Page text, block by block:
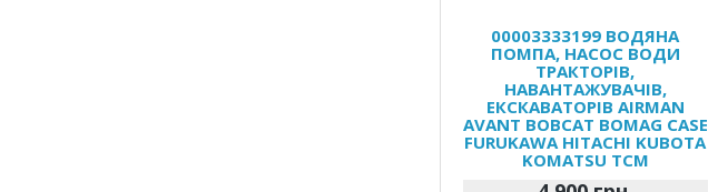
00003333199 ВОДЯНА
ПОМПА, НАСОС ВОДИ
ТРАКТОРІВ,
НАВАНТАЖУВАЧІВ,
ЕКСКАВАТОРІВ AIRMAN
AVANT BOBCAT BOMAG CASE
FURUKAWA HITACHI KUBOTA
KOMATSU TCM